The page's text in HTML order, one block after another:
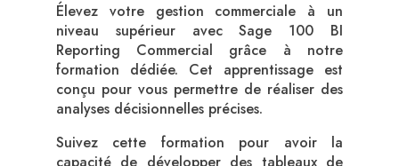
Élevez votre gestion commerciale à un
niveau supérieur avec Sage 100 BI
Reporting Commercial grâce à notre
formation dédiée. Cet apprentissage est
conçu pour vous permettre de réaliser des
analyses décisionnelles précises.
Suivez cette formation pour avoir la